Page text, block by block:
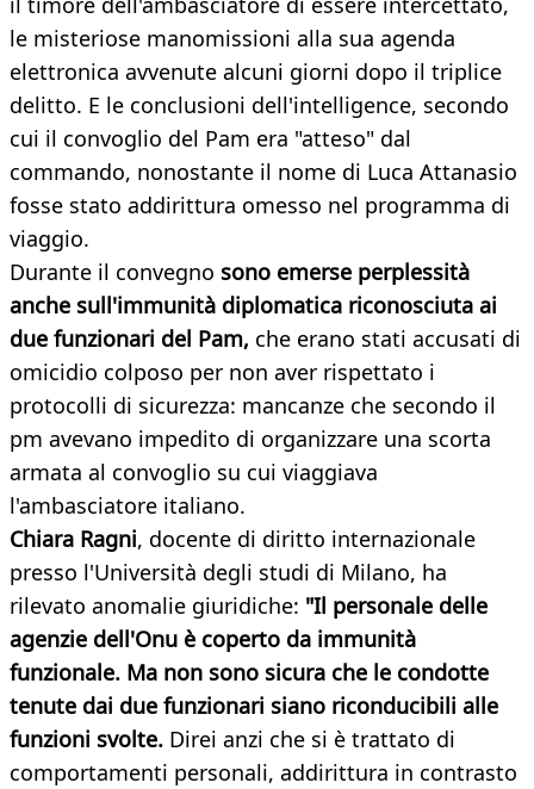
le misteriose manomissioni alla sua agenda
elettronica avvenute alcuni giorni dopo il triplice
delitto. E le conclusioni dell'intelligence, secondo
cui il convoglio del Pam era "atteso" dal
commando, nonostante il nome di Luca Attanasio
fosse stato addirittura omesso nel programma di
viaggio.
Durante il convegno sono emerse perplessità
anche sull'immunità diplomatica riconosciuta ai
due funzionari del Pam, che erano stati accusati di
omicidio colposo per non aver rispettato i
protocolli di sicurezza: mancanze che secondo il
pm avevano impedito di organizzare una scorta
armata al convoglio su cui viaggiava
l'ambasciatore italiano.
Chiara Ragni, docente di diritto internazionale
presso l'Università degli studi di Milano, ha
rilevato anomalie giuridiche: "Il personale delle
agenzie dell'Onu è coperto da immunità
funzionale. Ma non sono sicura che le condotte
tenute dai due funzionari siano riconducibili alle
funzioni svolte. Direi anzi che si è trattato di
comportamenti personali, addirittura in contrasto